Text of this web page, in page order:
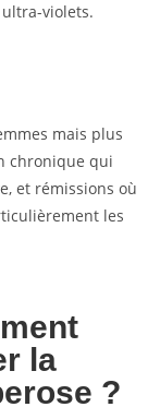
violets.
mais plus
chronique qui
et rémissions où
les
la
?